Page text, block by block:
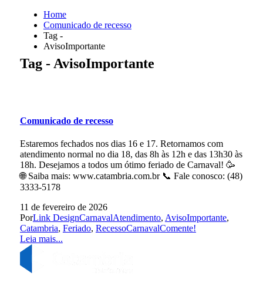
Home
Comunicado de recesso
Tag -
AvisoImportante
Tag - AvisoImportante
Comunicado de recesso
Estaremos fechados nos dias 16 e 17. Retornamos com
atendimento normal no dia 18, das 8h às 12h e das 13h30 às
18h. Desejamos a todos um ótimo feriado de Carnaval! 🥳
🌐 Saiba mais: www.catambria.com.br 📞 Fale conosco: (48)
3333-5178
11 de fevereiro de 2026
PorLink DesignCarnavalAtendimento, AvisoImportante,
Catambria, Feriado, RecessoCarnavalComente!
Leia mais...